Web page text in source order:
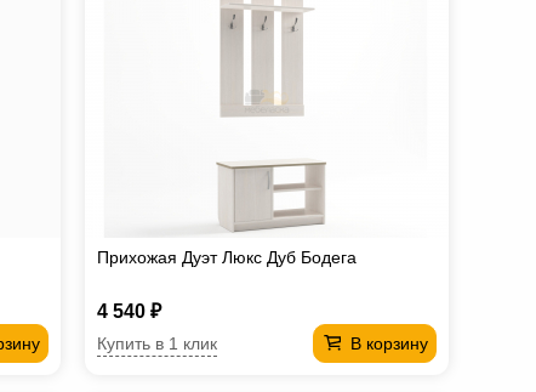
Прихожая Дуэт Люкс Дуб Бодега
4 540 ₽
В корзину
Купить в 1 клик